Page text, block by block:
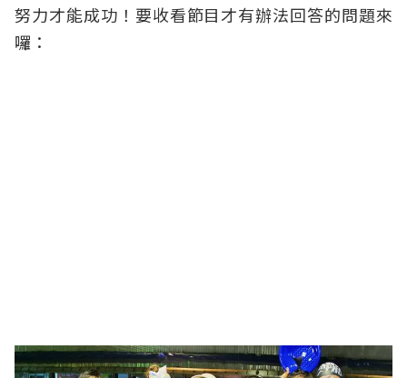
努力才能成功！要收看節目才有辦法回答的問題來
囉：